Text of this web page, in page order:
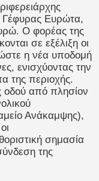
Γέφυρας Ευρώτα,
Ο φορέας της
σε εξέλιξη οι
η νέα υποδομή
ενισχύοντας την
της περιοχής.
οδού από πλησίον
Ανάκαμψης),
σημασία
της